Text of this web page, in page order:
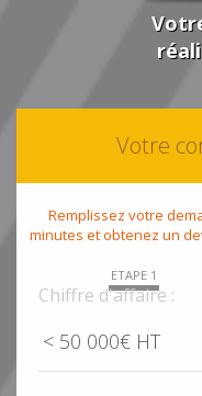
Votre
Remplissez votre
minutes et obtenez un
ETAPE 1
Chiffre d'affaire :